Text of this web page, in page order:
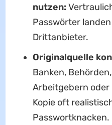
nutzen:
Passwörter
Drittanbieter.
Originalquelle
Banken,
Arbeitgebern oder
Kopie oft
Passwortknacken.